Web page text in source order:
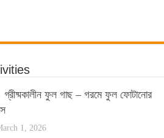
গ্রীষ্মকালীন ফুল গাছ – গরমে ফুল ফোটানোর
1, 2026